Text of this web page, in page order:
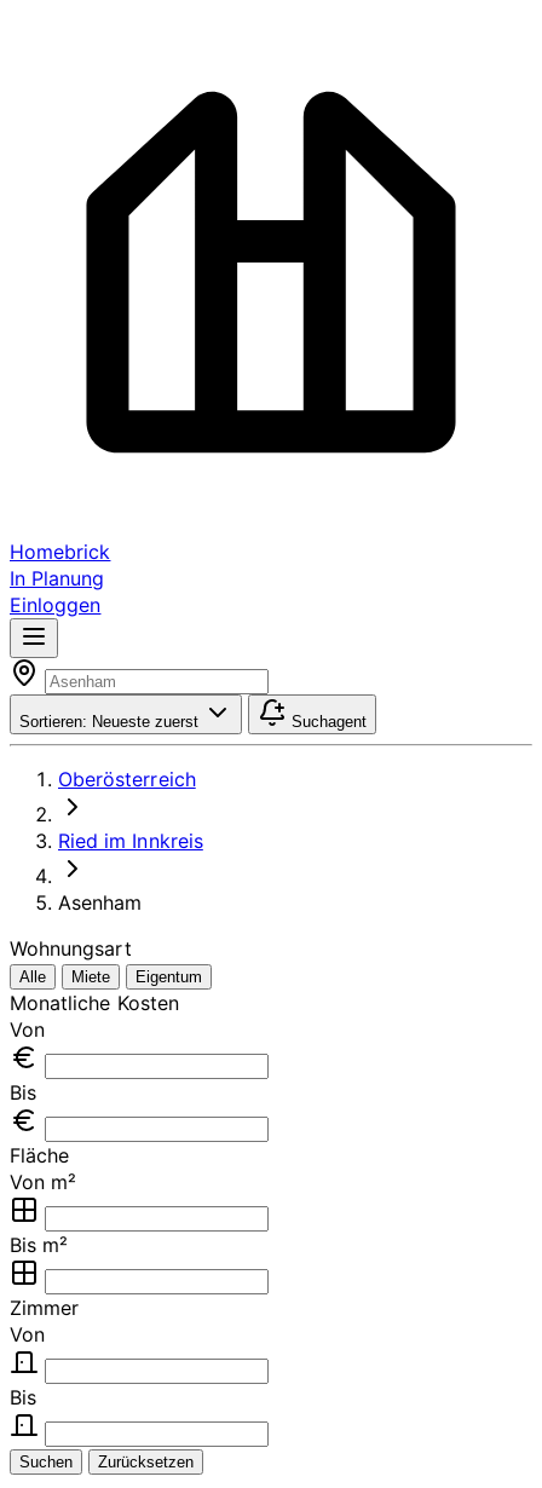
Homebrick
In Planung
Einloggen
Sortieren: Neueste zuerst Suchagent
Oberösterreich
Ried im Innkreis
Asenham
Wohnungsart
Alle Miete Eigentum
Monatliche Kosten
Von
Bis
Fläche
Von m²
Bis m²
Zimmer
Von
Bis
Suchen Zurücksetzen